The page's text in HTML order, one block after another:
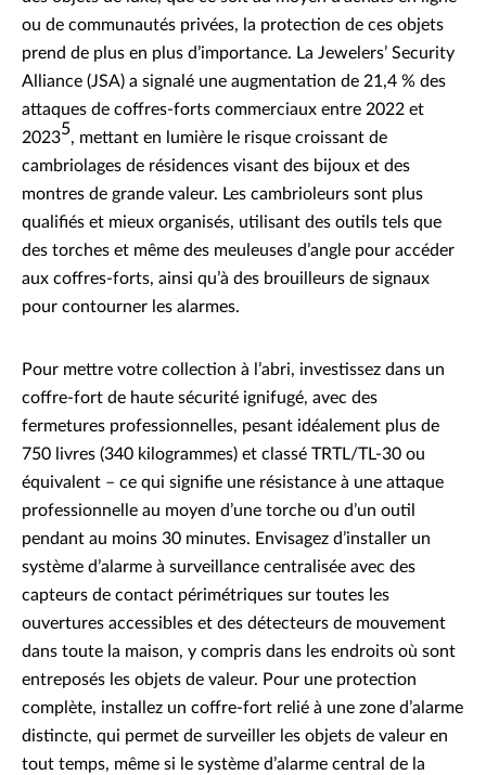
ou de communautés privées, la protection de ces objets
prend de plus en plus d’importance. La Jewelers’ Security
Alliance (JSA) a signalé une augmentation de 21,4 % des
attaques de coffres-forts commerciaux entre 2022 et
20235, mettant en lumière le risque croissant de
cambriolages de résidences visant des bijoux et des
montres de grande valeur. Les cambrioleurs sont plus
qualifiés et mieux organisés, utilisant des outils tels que
des torches et même des meuleuses d’angle pour accéder
aux coffres-forts, ainsi qu’à des brouilleurs de signaux
pour contourner les alarmes.
Pour mettre votre collection à l’abri, investissez dans un
coffre-fort de haute sécurité ignifugé, avec des
fermetures professionnelles, pesant idéalement plus de
750 livres (340 kilogrammes) et classé TRTL/TL-30 ou
équivalent – ce qui signifie une résistance à une attaque
professionnelle au moyen d’une torche ou d’un outil
pendant au moins 30 minutes. Envisagez d’installer un
système d’alarme à surveillance centralisée avec des
capteurs de contact périmétriques sur toutes les
ouvertures accessibles et des détecteurs de mouvement
dans toute la maison, y compris dans les endroits où sont
entreposés les objets de valeur. Pour une protection
complète, installez un coffre-fort relié à une zone d’alarme
distincte, qui permet de surveiller les objets de valeur en
tout temps, même si le système d’alarme central de la